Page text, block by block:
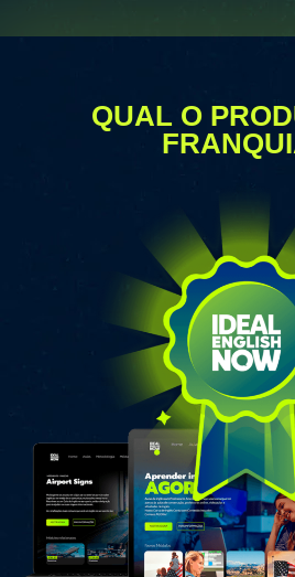
QUAL O